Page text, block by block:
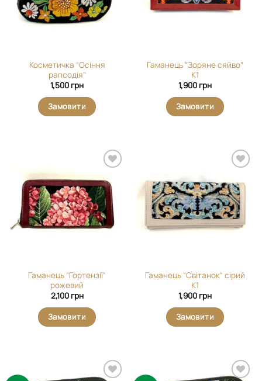
Косметичка “Осіння
рапсодія”
1,500 грн
Замовити
Гаманець “Зоряне сяйво”
К1
1,900 грн
Замовити
Додати
виріб у
вибране
Гаманець “Гортензії”
рожевий
2,100 грн
Замовити
виріб у
вибране
Гаманець “Світанок” сірий
К1
1,900 грн
Замовити